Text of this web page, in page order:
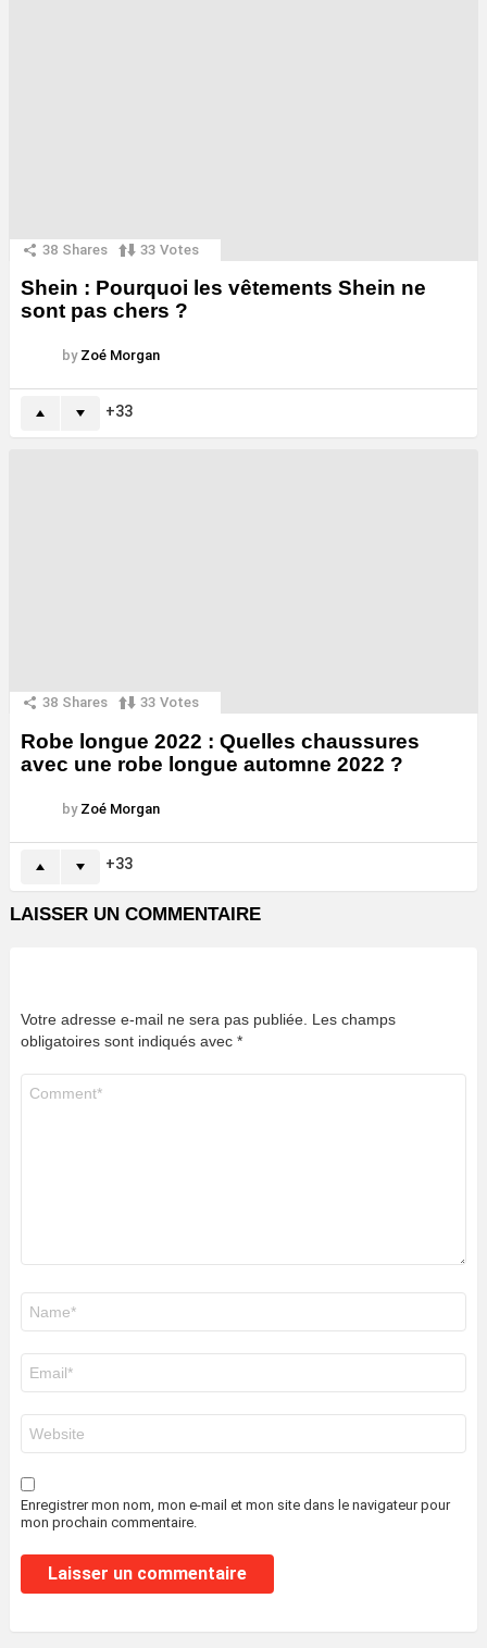
38 Shares 33 Votes
Shein : Pourquoi les vêtements Shein ne
sont pas chers ?
by Zoé Morgan
33
38 Shares 33 Votes
Robe longue 2022 : Quelles chaussures
avec une robe longue automne 2022 ?
by Zoé Morgan
33
LAISSER UN COMMENTAIRE
Votre adresse e-mail ne sera pas publiée. Les champs
obligatoires sont indiqués avec *
mail
*
web
Enregistrer mon nom, mon e-mail et mon site dans le navigateur pour
mon prochain commentaire.